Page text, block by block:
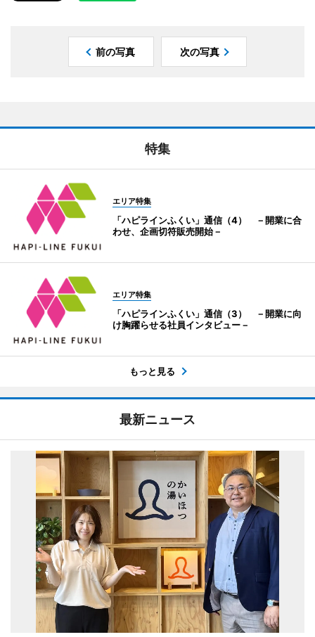
前の写真 次の写真
特集
エリア特集
「ハピラインふくい」通信（4） －開業に合
わせ、企画切符販売開始－
エリア特集
「ハピラインふくい」通信（3） －開業に向
け胸躍らせる社員インタビュー－
もっと見る
最新ニュース